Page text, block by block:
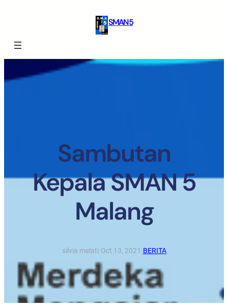
SMAN 5
Sambutan
Kepala SMAN 5
Malang
silvia melati·Oct 13, 2021 ·BERITA